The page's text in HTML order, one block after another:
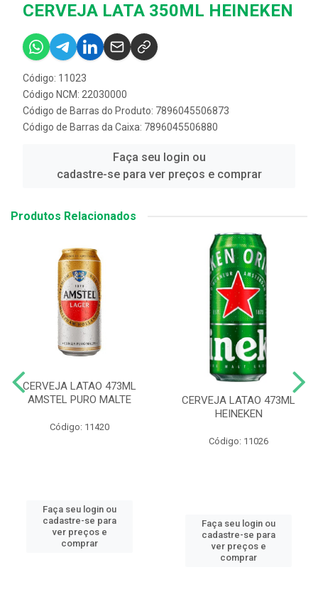
CERVEJA LATA 350ML HEINEKEN
Código: 11023
Código NCM: 22030000
Código de Barras do Produto: 7896045506873
Código de Barras da Caixa: 7896045506880
Faça seu login ou
cadastre-se para ver preços e comprar
Produtos Relacionados
CERVEJA LATAO 473ML
AMSTEL PURO MALTE
Código: 11420
Faça seu login ou
cadastre-se para
ver preços e
comprar
CERVEJA LATAO 473ML
HEINEKEN
Código: 11026
Faça seu login ou
cadastre-se para
ver preços e
comprar